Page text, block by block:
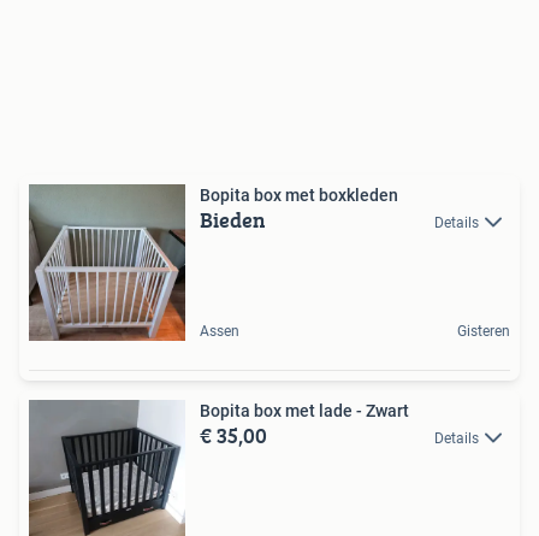
Bopita box met boxkleden
Bieden Details
Assen Gisteren
Bopita box met lade - Zwart
€ 35,00 Details